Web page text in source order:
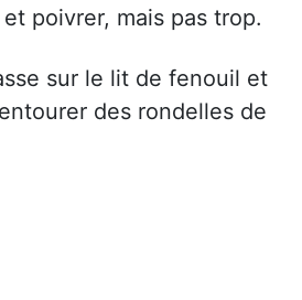
poivrer, mais pas trop.
sur le lit de fenouil et
des rondelles de